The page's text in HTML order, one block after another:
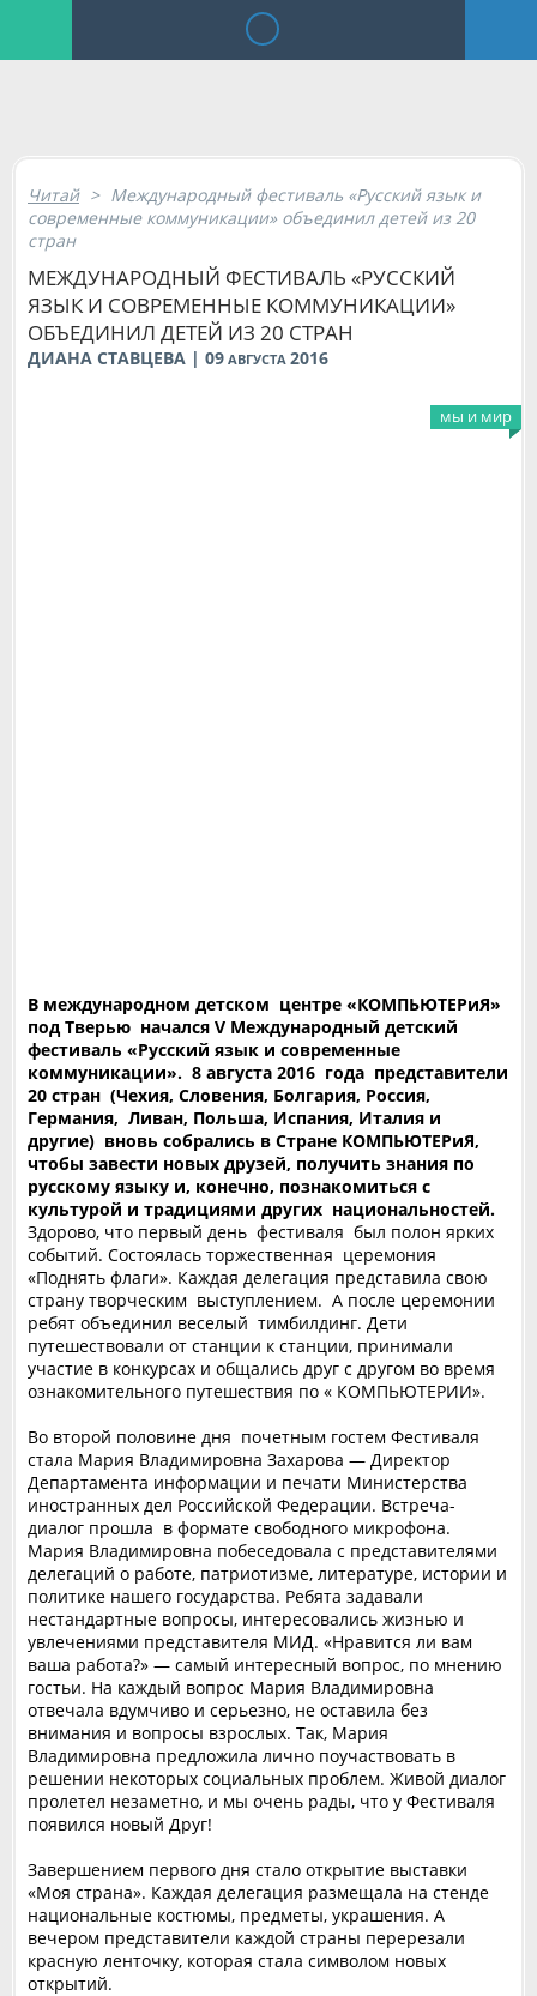
Читай > Международный фестиваль «Русский язык и
современные коммуникации» объединил детей из 20
стран
МЕЖДУНАРОДНЫЙ ФЕСТИВАЛЬ «РУССКИЙ
ЯЗЫК И СОВРЕМЕННЫЕ КОММУНИКАЦИИ»
ОБЪЕДИНИЛ ДЕТЕЙ ИЗ 20 СТРАН
ДИАНА СТАВЦЕВА | 09 АВГУСТА 2016
мы и мир
В международном детском центре «КОМПЬЮТЕРиЯ»
под Тверью начался V Международный детский
фестиваль «Русский язык и современные
коммуникации». 8 августа 2016 года представители
20 стран (Чехия, Словения, Болгария, Россия,
Германия, Ливан, Польша, Испания, Италия и
другие) вновь собрались в Стране КОМПЬЮТЕРиЯ,
чтобы завести новых друзей, получить знания по
русскому языку и, конечно, познакомиться с
культурой и традициями других национальностей.
Здорово, что первый день фестиваля был полон ярких
событий. Состоялась торжественная церемония
«Поднять флаги». Каждая делегация представила свою
страну творческим выступлением. А после церемонии
ребят объединил веселый тимбилдинг. Дети
путешествовали от станции к станции, принимали
участие в конкурсах и общались друг с другом во время
ознакомительного путешествия по « КОМПЬЮТЕРИИ».
Во второй половине дня почетным гостем Фестиваля
стала Мария Владимировна Захарова — Директор
Департамента информации и печати Министерства
иностранных дел Российской Федерации. Встреча-
диалог прошла в формате свободного микрофона.
Мария Владимировна побеседовала с представителями
делегаций о работе, патриотизме, литературе, истории и
политике нашего государства. Ребята задавали
нестандартные вопросы, интересовались жизнью и
увлечениями представителя МИД. «Нравится ли вам
ваша работа?» — самый интересный вопрос, по мнению
гостьи. На каждый вопрос Мария Владимировна
отвечала вдумчиво и серьезно, не оставила без
внимания и вопросы взрослых. Так, Мария
Владимировна предложила лично поучаствовать в
решении некоторых социальных проблем. Живой диалог
пролетел незаметно, и мы очень рады, что у Фестиваля
появился новый Друг!
Завершением первого дня стало открытие выставки
«Моя страна». Каждая делегация размещала на стенде
национальные костюмы, предметы, украшения. А
вечером представители каждой страны перерезали
красную ленточку, которая стала символом новых
открытий.